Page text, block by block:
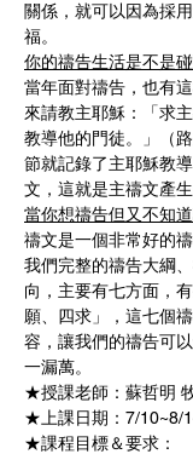
關係，就可以因為採
福。
你的禱告生活是不是
當年面對禱告，也有
來請教主耶穌：「求
教導他的門徒。」（
節就記錄了主耶穌教
文，這就是主禱文產
當你想禱告但又不知
禱文是一個非常好的
我們完整的禱告大綱
向，主要有七方面，
願、四求」，這七個
容，讓我們的禱告可
一漏萬。
★授課老師：蘇哲明
★上課日期：7/10~8/
★課程目標＆要求：